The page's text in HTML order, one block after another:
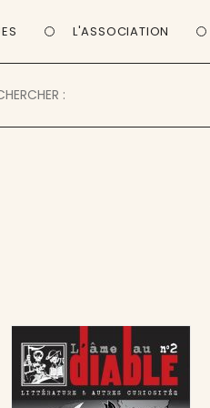
L'ASSOCIATION